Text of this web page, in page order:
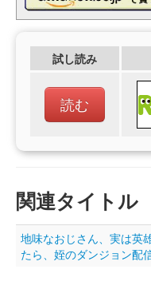
試し読み
読む
関連タイトル
地味なおじさん、実は英
たら、姪のダンジョン配